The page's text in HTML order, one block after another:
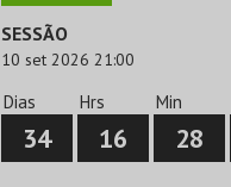
SESSÃO
10 set 2026 21:00
Dias
34
Hrs
16
Min
28